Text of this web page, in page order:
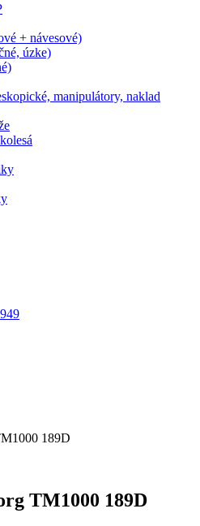
+ návesové)
úzke)
manipulátory, naklad
189D
TM1000 189D